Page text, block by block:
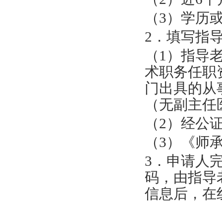
（3）学历
2 ．填写指
（1 ）指导
术职务任职
门出具的从
（无副主任
（2）经公
（3）
《师
3 ． 申请人
码，由指导
信息后，在